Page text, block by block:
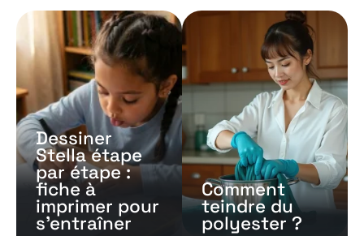
Dessiner
Stella étape
par étape :
fiche à
imprimer pour
s’entraîner
Comment
teindre du
polyester ?